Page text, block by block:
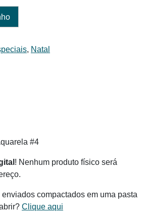
, Natal
#4
! Nenhum produto físico será
compactados em uma pasta
Clique aqui